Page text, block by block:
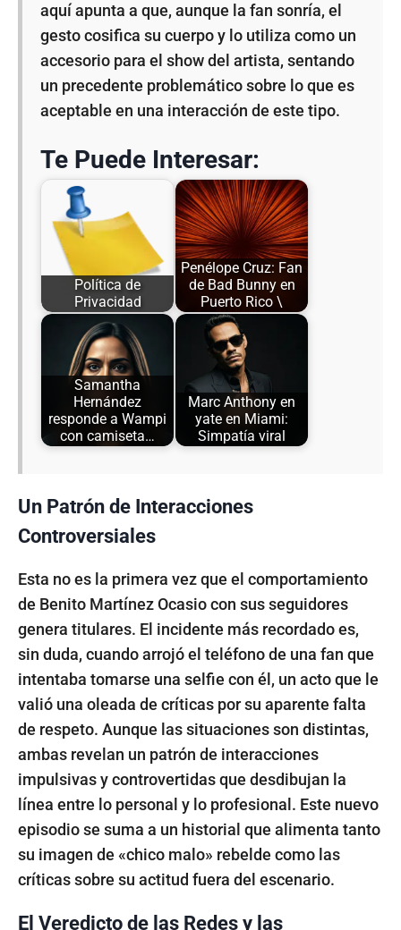
aquí apunta a que, aunque la fan sonría, el
gesto cosifica su cuerpo y lo utiliza como un
accesorio para el show del artista, sentando
un precedente problemático sobre lo que es
aceptable en una interacción de este tipo.
Te Puede Interesar:
Política de
Privacidad
Penélope Cruz: Fan
de Bad Bunny en
Puerto Rico \
Samantha
Hernández
responde a Wampi
con camiseta…
Marc Anthony en
yate en Miami:
Simpatía viral
Un Patrón de Interacciones
Controversiales
Esta no es la primera vez que el comportamiento
de Benito Martínez Ocasio con sus seguidores
genera titulares. El incidente más recordado es,
sin duda, cuando arrojó el teléfono de una fan que
intentaba tomarse una selfie con él, un acto que le
valió una oleada de críticas por su aparente falta
de respeto. Aunque las situaciones son distintas,
ambas revelan un patrón de interacciones
impulsivas y controvertidas que desdibujan la
línea entre lo personal y lo profesional. Este nuevo
episodio se suma a un historial que alimenta tanto
su imagen de «chico malo» rebelde como las
críticas sobre su actitud fuera del escenario.
El Veredicto de las Redes y las